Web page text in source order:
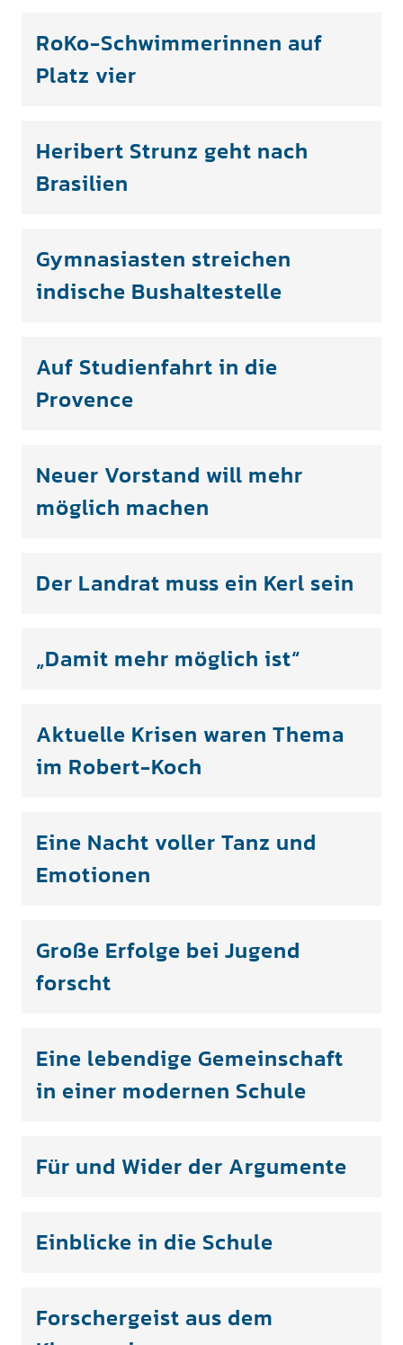
RoKo-Schwimmerinnen auf
Platz vier
Heribert Strunz geht nach
Brasilien
Gymnasiasten streichen
indische Bushaltestelle
Auf Studienfahrt in die
Provence
Neuer Vorstand will mehr
möglich machen
Der Landrat muss ein Kerl sein
„Damit mehr möglich ist“
Aktuelle Krisen waren Thema
im Robert-Koch
Eine Nacht voller Tanz und
Emotionen
Große Erfolge bei Jugend
forscht
Eine lebendige Gemeinschaft
in einer modernen Schule
Für und Wider der Argumente
Einblicke in die Schule
Forschergeist aus dem